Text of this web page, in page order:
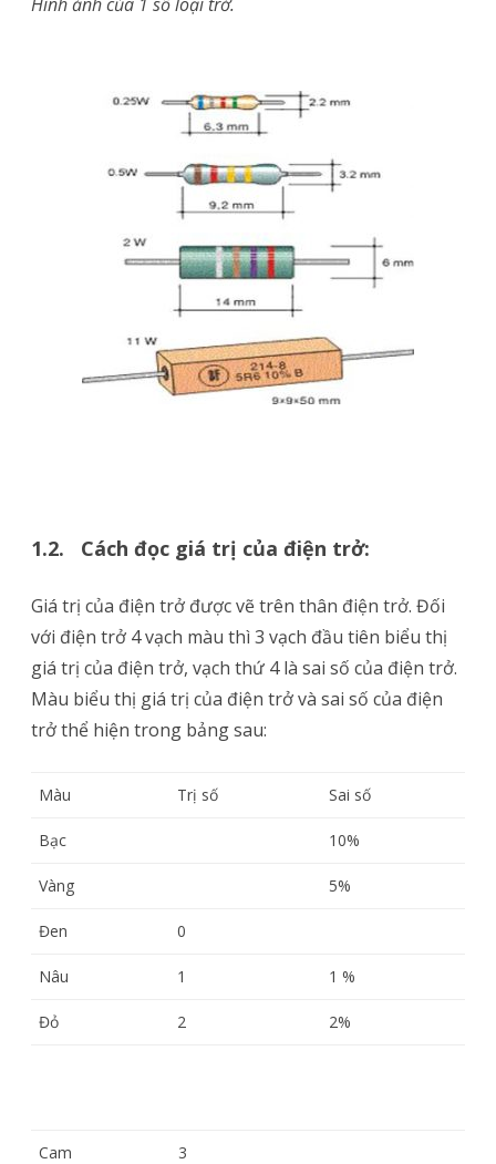
1.2. Cách đọc giá trị của điện trở:
Giá trị của điện trở được vẽ trên thân điện trở. Đối
với điện trở 4 vạch màu thì 3 vạch đầu tiên biểu thị
giá trị của điện trở, vạch thứ 4 là sai số của điện trở.
Màu biểu thị giá trị của điện trở và sai số của điện
trở thể hiện trong bảng sau:
Màu Trị số Sai số
Bạc 10%
Vàng 5%
Đen 0
Nâu 1 1 %
Đỏ 2 2%
Cam 3